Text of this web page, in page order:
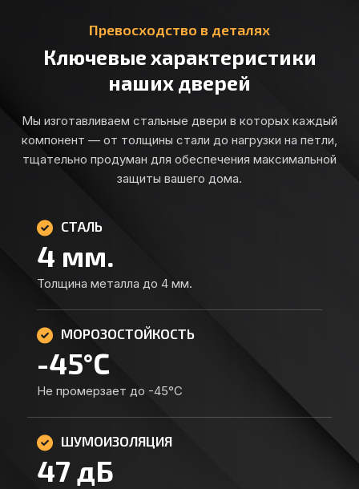
Превосходство в деталях
Ключевые характеристики
наших дверей
Мы изготавливаем стальные двери в которых каждый
компонент — от толщины стали до нагрузки на петли,
тщательно продуман для обеспечения максимальной
защиты вашего дома.
СТАЛЬ
4 мм.
Толщина металла до 4 мм.
МОРОЗОСТОЙКОСТЬ
-45°C
Не промерзает до -45°C
ШУМОИЗОЛЯЦИЯ
47дБ